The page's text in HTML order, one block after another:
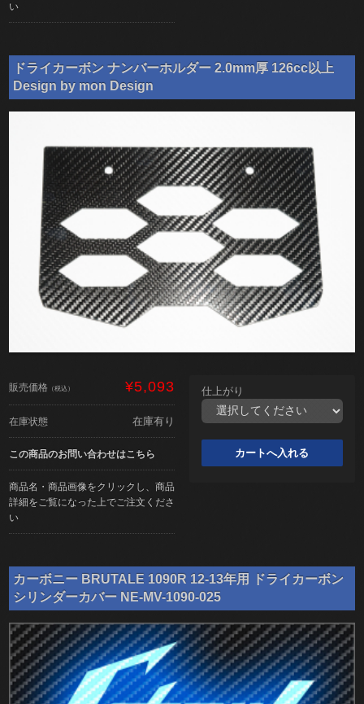
い
ドライカーボン ナンバーホルダー 2.0mm厚 126cc以上
Design by mon Design
販売価格 （税込） ¥5,093
在庫状態 在庫有り
この商品のお問い合わせはこちら
商品名・商品画像をクリックし、商品
詳細をご覧になった上でご注文くださ
い
仕上がり
カーボニー BRUTALE 1090R 12-13年用 ドライカーボン
シリンダーカバー NE-MV-1090-025